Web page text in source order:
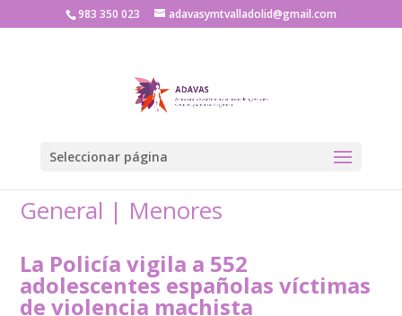
983 350 023 adavasymtvalladolid@gmail.com
Seleccionar página
General | Menores
La Policía vigila a 552
adolescentes españolas víctimas
de violencia machista